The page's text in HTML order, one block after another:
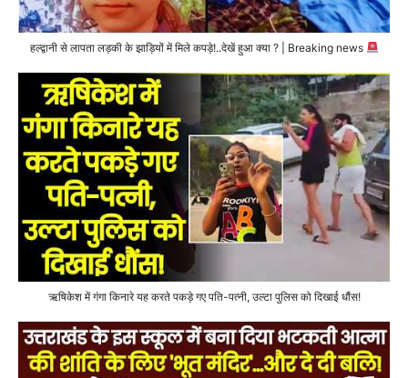
हल्द्वानी से लापता लड़की के झाड़ियों में मिले कपड़े!..देखें हुआ क्या ? | Breaking news
ऋषिकेश में गंगा किनारे यह करते पकड़े गए पति-पत्नी, उल्टा पुलिस को दिखाई धौंस!